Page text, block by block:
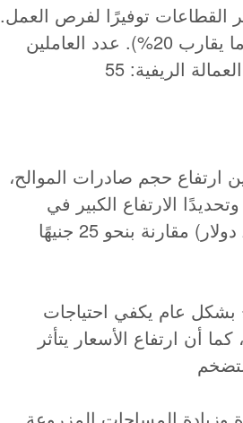
بنسبة 12% تقريبًا، وهو أكبر القطاعات توفيرًا لفرص العمل.
نسبة العاملين بالزراعة من إجمالي المشتغلين: نحو الخُمس (ما يقارب 20%). عدد العاملين
ارتفاع حجم صادرات الموالح،
الارتفاع الكبير في
أسعار الليمون الذي تجاوز سعر الكيلو منه 120 جنيهًا (نحو 2.5 دولار) مقارنة بنحو 25 جنيهًا
بشكل عام يكفي احتياجات
أن ارتفاع الأسعار يتأثر